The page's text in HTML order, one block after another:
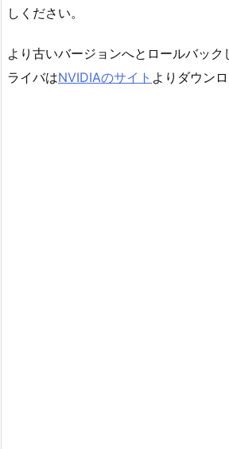
しください。
より古いバージョンへとロールバック
ライバはNVIDIAのサイト よりダウン